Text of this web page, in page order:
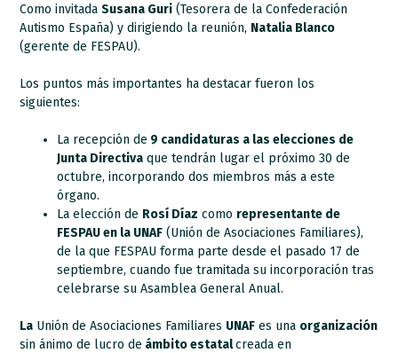
Como invitadaSusana Guri (Tesorera de la Confederación
Autismo España) y dirigiendo la reunión, Natalia Blanco
(gerente de FESPAU).
Los puntos más importantes ha destacar fueron los
siguientes:
La recepción de 9 candidaturas a las elecciones de
Junta Directiva que tendrán lugar el próximo 30 de
octubre, incorporando dos miembros más a este
órgano.
La elección de Rosí Díaz como representante de
FESPAU en la UNAF (Unión de Asociaciones Familiares),
de la que FESPAU forma parte desde el pasado 17 de
septiembre, cuando fue tramitada su incorporación tras
celebrarse su Asamblea General Anual.
La Unión de Asociaciones Familiares UNAF es una organización
sin ánimo de lucro de ámbito estatalcreada en